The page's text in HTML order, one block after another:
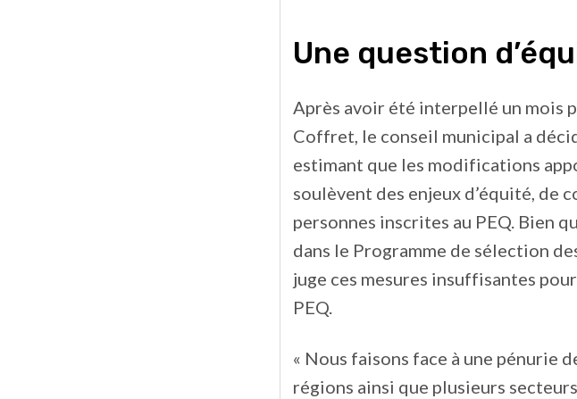
Une question
Après avoir été interpellé un mois
Coffret, le conseil municipal a
estimant que les modifications
soulèvent des enjeux d’équité, de
personnes inscrites au PEQ. Bien
dans le Programme de sélection
juge ces mesures insuffisantes
PEQ.
« Nous faisons face à une pénurie
régions ainsi que plusieurs